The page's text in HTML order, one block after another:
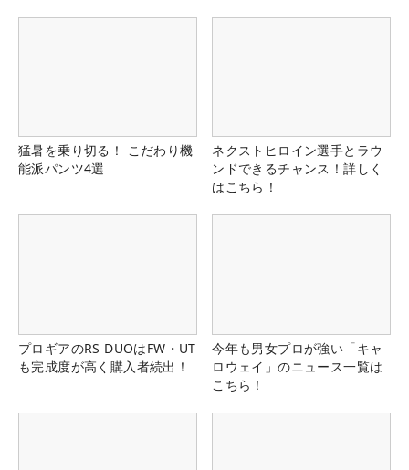
猛暑を乗り切る！ こだわり機
能派パンツ4選
ネクストヒロイン選手とラウ
ンドできるチャンス！詳しく
はこちら！
プロギアのRS DUOはFW・UT
も完成度が高く購入者続出！
今年も男女プロが強い「キャ
ロウェイ」のニュース一覧は
こちら！